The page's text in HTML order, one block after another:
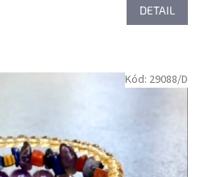
DETAIL
Kód: 29088/D